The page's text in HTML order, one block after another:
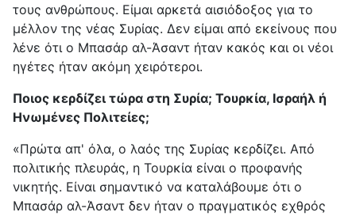
τους ανθρώπους. Είμαι αρκετά αισιόδοξος για το
μέλλον της νέας Συρίας. Δεν είμαι από εκείνους που
λένε ότι ο Μπασάρ αλ-Άσαντ ήταν κακός και οι νέοι
ηγέτες ήταν ακόμη χειρότεροι.
Ποιος κερδίζει τώρα στη Συρία; Τουρκία, Ισραήλ ή
Ηνωμένες Πολιτείες;
«Πρώτα απ' όλα, ο λαός της Συρίας κερδίζει. Από
πολιτικής πλευράς, η Τουρκία είναι ο προφανής
νικητής. Είναι σημαντικό να καταλάβουμε ότι ο
Μπασάρ αλ-Άσαντ δεν ήταν ο πραγματικός εχθρός